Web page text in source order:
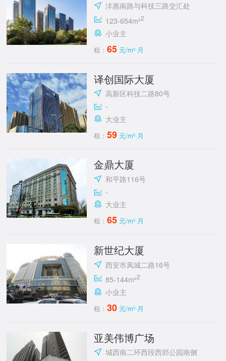
沣惠南路与科技三路交汇处
123-654m²2
小业主
租：65 元/m²·月
译创国际大厦
高新区科技二路80号
-
大业主
租：59 元/m²·月
金鼎大厦
和平路116号
-
大业主
租：65 元/m²·月
新世纪大厦
西安市凤城二路16号
85-144m²2
小业主
租：30 元/m²·月
亚美伟博广场
城西南二环西段西郊公园南侧